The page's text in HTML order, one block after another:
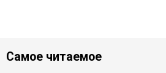
Самое читаемое